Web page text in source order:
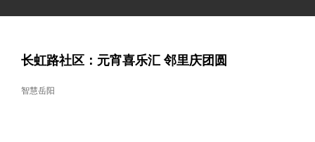
长虹路社区：元宵喜乐汇 邻里庆团圆
智慧岳阳